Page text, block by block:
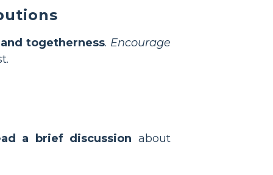
togetherness. Encourage
a brief discussion about